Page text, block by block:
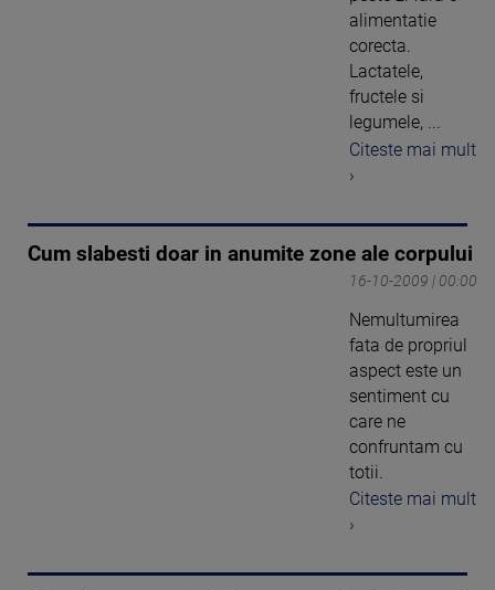
alimentatie
corecta.
Lactatele,
fructele si
legumele, ...
Citeste mai mult
›
Cum slabesti doar in anumite zone ale corpului
16-10-2009 | 00:00
Nemultumirea
fata de propriul
aspect este un
sentiment cu
care ne
confruntam cu
totii.
Citeste mai mult
›